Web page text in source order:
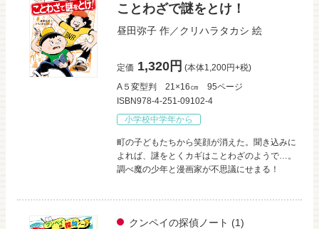
ことわざで謎をとけ！
昼田弥子 作／クリハラタカシ 絵
定価 1,320円 (本体1,200円+税)
A５変型判
21×16㎝
95ページ
ISBN978-4-251-09102-4
小学校中学年から
町の子どもたちから笑顔が消えた。聞き込みに
よれば、謎をとくカギはことわざのようで…。
調べ魔の少年と漫画家が不思議にせまる！
クンペイの探偵ノート (1)